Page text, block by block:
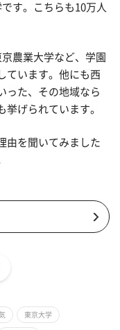
す。こちらも10万人
農業大学など、学園
ています。他にも西
った、その地域なら
挙げられています。
由を聞いてみました
東京大学